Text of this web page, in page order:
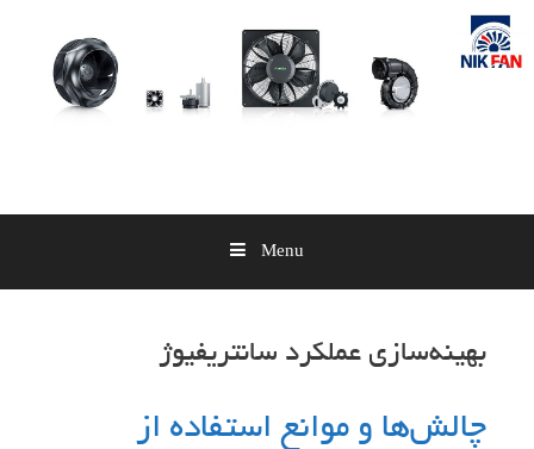
Skip
content
Menu
بهینه‌سازی عملکرد سانتریفیوژ
چالش‌ها و موانع استفاده از